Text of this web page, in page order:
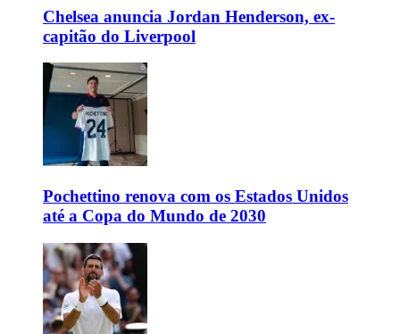
Chelsea anuncia Jordan Henderson, ex-
capitão do Liverpool
Pochettino renova com os Estados Unidos
até a Copa do Mundo de 2030